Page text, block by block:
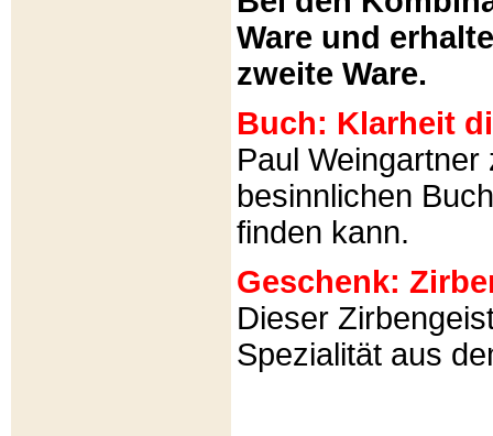
Ware und
zweite Ware.
Buch: Klarheit
Paul
besinnlichen
finden kann.
Geschenk:
Dieser
Spezialität aus